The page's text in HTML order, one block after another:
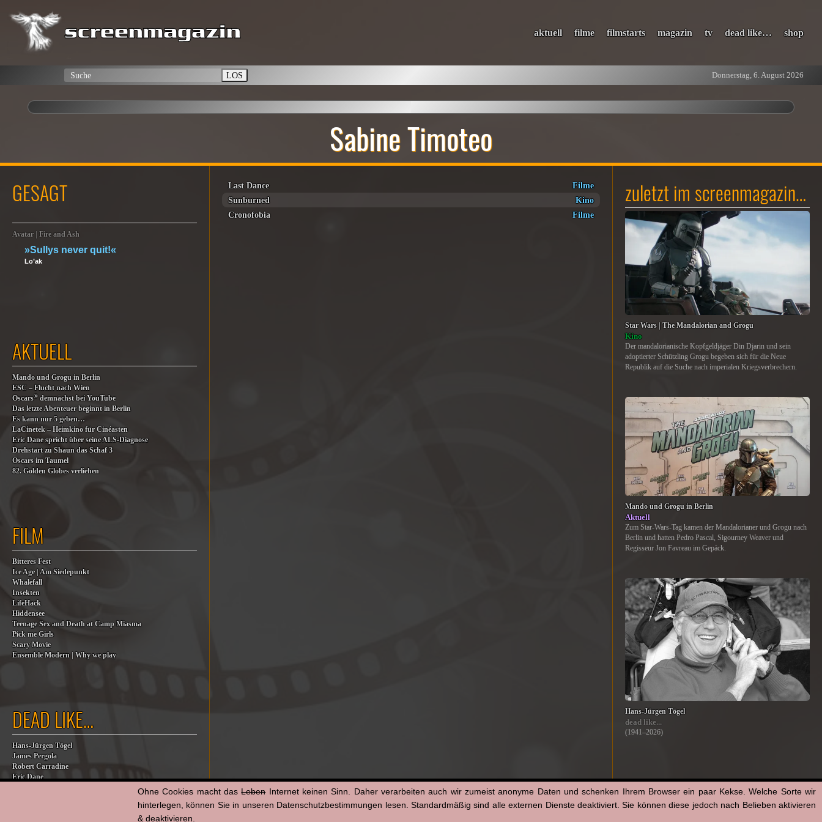
aktuell filme filmstarts magazin tv dead like… shop
LOS Donnerstag, 6. August 2026
Sabine Timoteo
Last Dance
Filme
Sunburned
Kino
Cronofobia
Filme
GESAGT
Avatar | Fire and Ash
»Sullys never quit!«
Lo’ak
AKTUELL
Mando und Grogu in Berlin
ESC – Flucht nach Wien
Oscars® demnächst bei YouTube
Das letzte Abenteuer beginnt in Berlin
Es kann nur 5 geben…
LaCinetek – Heimkino für Cinéasten
Eric Dane spricht über seine ALS-Diagnose
Drehstart zu Shaun das Schaf 3
Oscars im Taumel
82. Golden Globes verliehen
FILM
Bitteres Fest
Ice Age | Am Siedepunkt
Whalefall
Insekten
LifeHack
Hiddensee
Teenage Sex and Death at Camp Miasma
Pick me Girls
Scary Movie
Ensemble Modern | Why we play
DEAD LIKE…
Hans-Jürgen Tögel
James Pergola
Robert Carradine
Eric Dane
zuletzt im screenmagazin…
Star Wars | The Mandalorian and Grogu
Kino
Der mandalorianische Kopfgeldjäger Din Djarin und sein
adoptierter Schützling Grogu begeben sich für die Neue
Republik auf die Suche nach imperialen Kriegsverbrechern.
Mando und Grogu in Berlin
Aktuell
Zum Star-Wars-Tag kamen der Mandalorianer und Grogu nach
Berlin und hatten Pedro Pascal, Sigourney Weaver und
Regisseur Jon Favreau im Gepäck.
Hans-Jürgen Tögel
dead like...
(1941–2026)
Ohne Cookies macht dasLebenInternet keinen Sinn. Daher verarbeiten auch wir zumeist anonyme Daten und schenken Ihrem Browser ein paar Kekse. Welche Sorte wir
hinterlegen, können Sie in unseren Datenschutzbestimmungen lesen. Standardmäßig sind alle externen Dienste deaktiviert. Sie können diese jedoch nach Belieben aktivieren
& deaktivieren.